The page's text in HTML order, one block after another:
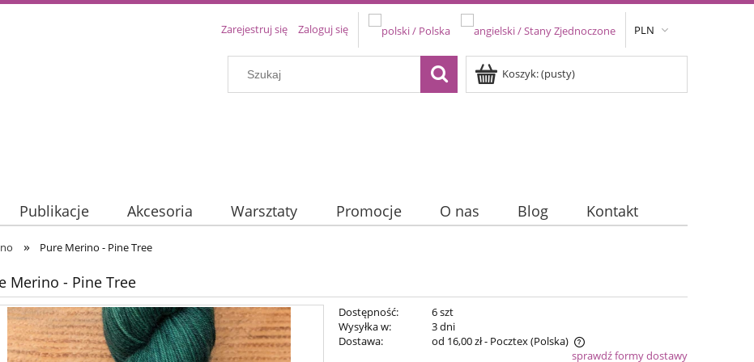
PLN
Zarejestruj się Zaloguj się
Koszyk:(pusty)
Publikacje Akcesoria Warsztaty Promocje O nas Blog Kontakt
» Pure Merino - Pine Tree
Merino - Pine Tree
Dostępność:
6 szt
Wysyłka w:
3 dni
Dostawa:
od 16,00 zł- Pocztex(Polska)
sprawdź formy dostawy